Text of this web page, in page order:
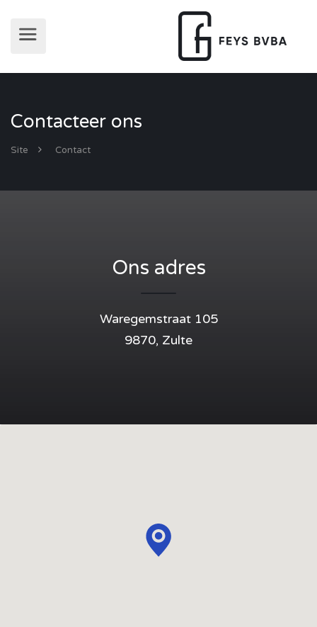
Contacteer ons
Site Contact
Ons adres
Waregemstraat 105
9870, Zulte